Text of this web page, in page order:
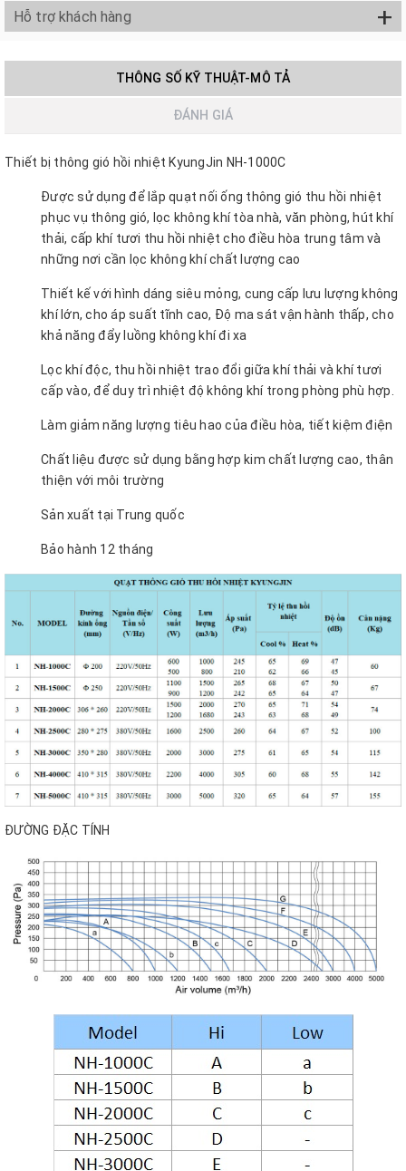
Hỗ trợ khách hàng +
THÔNG SỐ KỸ THUẬT-MÔ TẢ
ĐÁNH GIÁ
Thiết bị thông gió hồi nhiệt KyungJin NH-1000C
Được sử dụng để lắp quạt nối ống thông gió thu hồi nhiệt
phục vụ thông gió, lọc không khí tòa nhà, văn phòng, hút khí
thải, cấp khí tươi thu hồi nhiệt cho điều hòa trung tâm và
những nơi cần lọc không khí chất lượng cao
Thiết kế với hình dáng siêu mỏng, cung cấp lưu lượng không
khí lớn, cho áp suất tĩnh cao, Độ ma sát vận hành thấp, cho
khả năng đẩy luồng không khí đi xa
Lọc khí độc, thu hồi nhiệt trao đổi giữa khí thải và khí tươi
cấp vào, để duy trì nhiệt độ không khí trong phòng phù hợp.
Làm giảm năng lượng tiêu hao của điều hòa, tiết kiệm điện
Chất liệu được sử dụng bằng hợp kim chất lượng cao, thân
thiện với môi trường
Sản xuất tại Trung quốc
Bảo hành 12 tháng
ĐƯỜNG ĐẶC TÍNH